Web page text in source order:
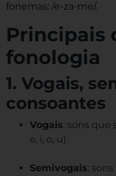
fonemas: /e-za-me/.
Principais
fonologia
1. Vogais,
consoantes
Vogais: sons que
e, i, o, u).
Semivogais: